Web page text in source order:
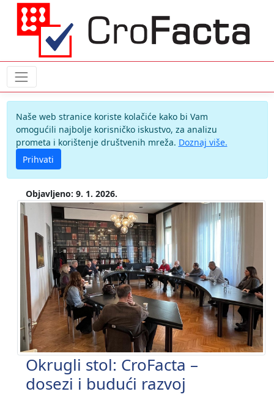
Naše web stranice koriste kolačiće kako bi Vam
omogućili najbolje korisničko iskustvo, za analizu
prometa i korištenje društvenih mreža. Doznaj više.
Prihvati
Objavljeno: 9. 1. 2026.
Okrugli stol: CroFacta –
dosezi i budući razvoj